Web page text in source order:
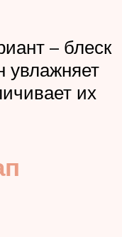
– блеск
увлажняет
их